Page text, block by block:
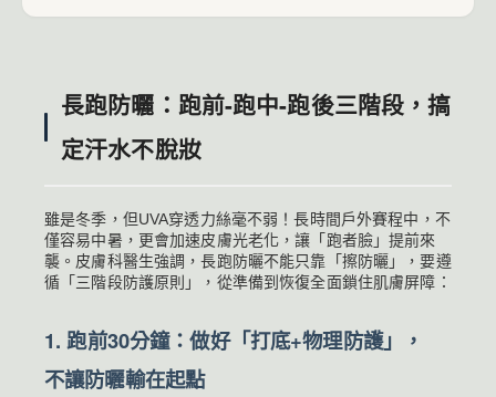
長跑防曬：跑前-跑中-跑後三階段，搞
定汗水不脫妝
雖是冬季，但UVA穿透力絲毫不弱！長時間戶外賽程中，不
僅容易中暑，更會加速皮膚光老化，讓「跑者臉」提前來
襲。皮膚科醫生強調，長跑防曬不能只靠「擦防曬」，要遵
循「三階段防護原則」，從準備到恢復全面鎖住肌膚屏障：
1. 跑前30分鐘：做好「打底+物理防護」，
不讓防曬輸在起點